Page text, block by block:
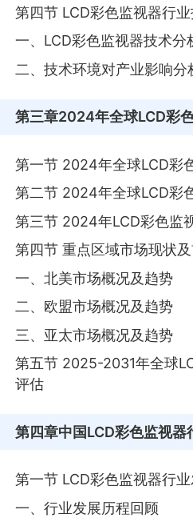
第四节 LCD彩色监视器行
一、LCD彩色监视器技术分
二、技术环境对产业影响分
第三章2024年全球LCD彩
第一节 2024年全球LCD彩
第二节 2024年全球LCD彩
第三节 2024年LCD彩色监
第四节 重点区域市场现状
一、北美市场概况及趋势
二、欧盟市场概况及趋势
三、亚太市场概况及趋势
第五节 2025-2031年全球
评估
第四章中国LCD彩色监视器
第一节 LCD彩色监视器行
一、行业发展历程回顾